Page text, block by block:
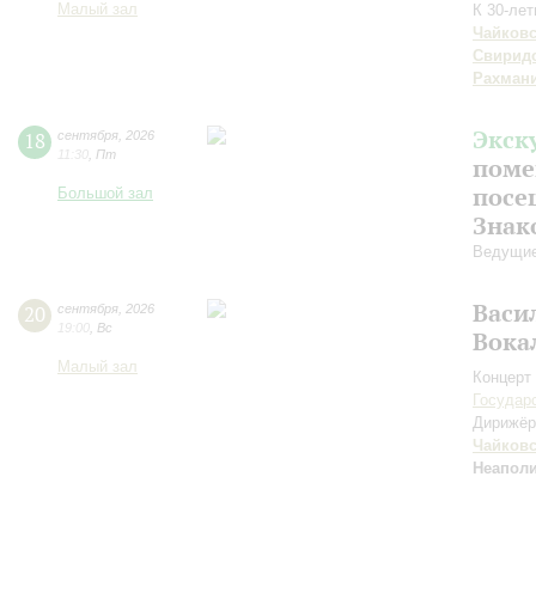
Малый зал
К 30-
18 сентября 2026
11:30 Пт
Большой зал
20 сентября 2026
19:00 Вс
Малый зал